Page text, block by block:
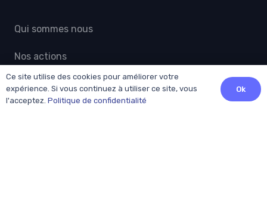
Qui sommes nous
Nos actions
Actualités grand public
Ce site utilise des cookies pour améliorer votre
expérience. Si vous continuez à utiliser ce site, vous
l'acceptez. Politique de confidentialité
Ok